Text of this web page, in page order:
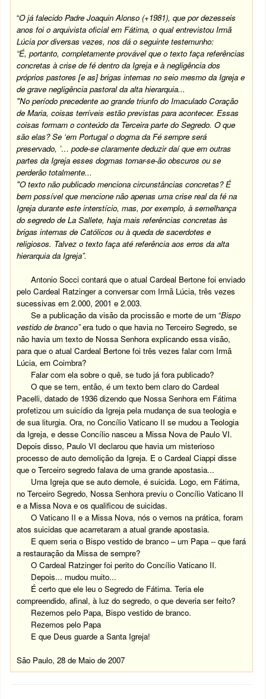
“O já falecido Padre Joaquin Alonso (+1981), que por dezesseis
anos foi o arquivista oficial em Fátima, o qual entrevistou Irmã
Lúcia por diversas vezes, nos dá o seguinte testemunho:
“É, portanto, completamente provável que o texto faça referências
concretas à crise de fé dentro da Igreja e à negligência dos
próprios pastores [e as] brigas internas no seio mesmo da Igreja e
de grave negligência pastoral da alta hierarquia...
"No período precedente ao grande triunfo do Imaculado Coração
de Maria, coisas terríveis estão previstas para acontecer. Essas
coisas formam o conteúdo da Terceira parte do Segredo. O que
são elas? Se ‘em Portugal o dogma da Fé sempre será
preservado, ’… pode-se claramente deduzir daí que em outras
partes da Igreja esses dogmas tornar-se-ão obscuros ou se
perderão totalmente...
"O texto não publicado menciona circunstâncias concretas? É
bem possível que mencione não apenas uma crise real da fé na
Igreja durante este interstício, mas, por exemplo, à semelhança
do segredo de La Sallete, haja mais referências concretas às
brigas internas de Católicos ou à queda de sacerdotes e
religiosos. Talvez o texto faça até referência aos erros da alta
hierarquia da Igreja”.
Antonio Socci contará que o atual Cardeal Bertone foi enviado
pelo Cardeal Ratzinger a conversar com Irmã Lúcia, três vezes
sucessivas em 2.000, 2001 e 2.003.
Se a publicação da visão da procissão e morte de um “Bispo
vestido de branco”era tudo o que havia no Terceiro Segredo, se
não havia um texto de Nossa Senhora explicando essa visão,
para que o atual Cardeal Bertone foi três vezes falar com Irmã
Lúcia, em Coimbra?
Falar com ela sobre o quê, se tudo já fora publicado?
O que se tem, então, é um texto bem claro do Cardeal
Pacelli, datado de 1936 dizendo que Nossa Senhora em Fátima
profetizou um suicídio da Igreja pela mudança de sua teologia e
de sua liturgia. Ora, no Concílio Vaticano II se mudou a Teologia
da Igreja, e desse Concílio nasceu a Missa Nova de Paulo VI.
Depois disso, Paulo VI declarou que havia um misterioso
processo de auto demolição da Igreja. E o Cardeal Ciappi disse
que o Terceiro segredo falava de uma grande apostasia...
Uma Igreja que se auto demole, é suicida. Logo, em Fátima,
no Terceiro Segredo, Nossa Senhora previu o Concílio Vaticano II
e a Missa Nova e os qualificou de suicidas.
O Vaticano II e a Missa Nova, nós o vemos na prática, foram
atos suicidas que acarretaram a atual grande apostasia.
E quem seria o Bispo vestido de branco – um Papa -- que fará
a restauração da Missa de sempre?
O Cardeal Ratzinger foi perito do Concílio Vaticano II.
Depois... mudou muito...
É certo que ele leu o Segredo de Fátima. Teria ele
compreendido, afinal, à luz do segredo, o que deveria ser feito?
Rezemos pelo Papa, Bispo vestido de branco.
Rezemos pelo Papa
E que Deus guarde a Santa Igreja!
São Paulo, 28 de Maio de 2007